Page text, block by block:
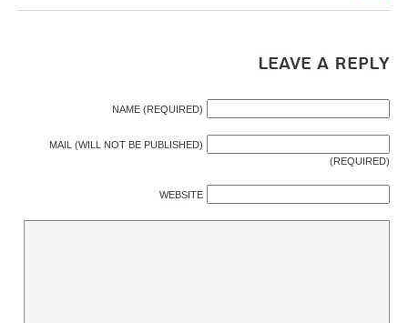
Leave a Reply
NAME (REQUIRED)
MAIL (WILL NOT BE PUBLISHED)
(REQUIRED)
WEBSITE